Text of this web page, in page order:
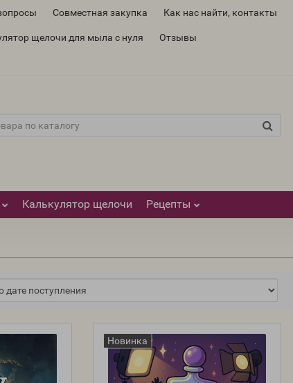
Совместная закупка Как нас найти, контакты
щелочи для мыла с нуля Отзывы
Калькулятор щелочи Рецепты
Новинка